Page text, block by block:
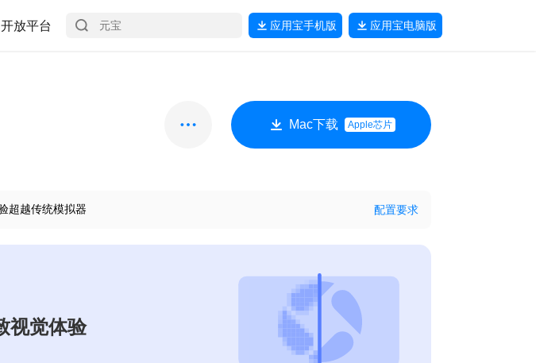
开放平台 应用宝手机版 应用宝电脑版
Mac下载 Apple芯片
超越传统模拟器 配置要求
视觉体验